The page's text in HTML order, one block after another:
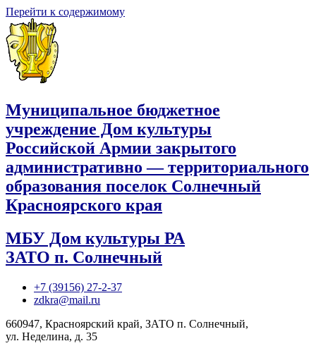
Перейти к содержимому
Муниципальное бюджетное
учреждение Дом культуры
Российской Армии закрытого
административно — территориального
образования поселок Солнечный
Красноярского края
МБУ Дом культуры РА
ЗАТО п. Солнечный
+7 (39156) 27-2-37
zdkra@mail.ru
660947, Красноярский край, ЗАТО п. Солнечный,
ул. Неделина, д. 35